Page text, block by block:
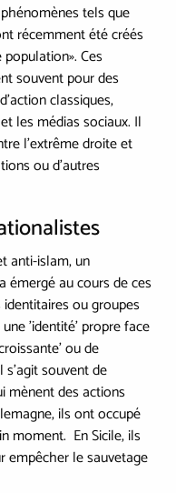
tels que
récemment été créés
Ces
souvent pour des
classiques,
les médias sociaux. Il
l'extrême droite et
ou d'autres
anti-islam, un
émergé au cours de ces
ou groupes
'identité' propre face
ou de
s'agit souvent de
mènent des actions
ils ont occupé
moment. En Sicile, ils
empêcher le sauvetage